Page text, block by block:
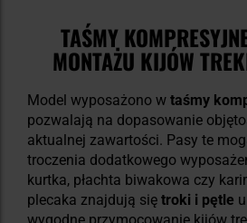
TAŚMY
MONTAŻU KIJÓW
Model wyposażono w taśmy
pozwalają na dopasowanie
aktualnej zawartości. Pasy te
troczenia dodatkowego
kurtka, płachta biwakowa czy
plecaka znajdują się troki i pętle